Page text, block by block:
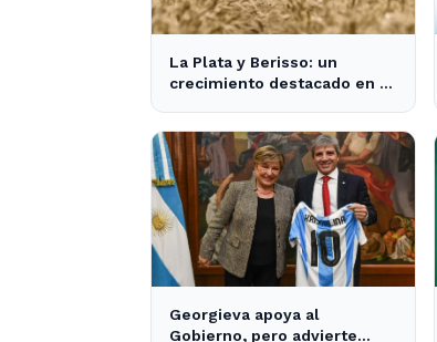
La Plata y Berisso: un
crecimiento destacado en la
Georgieva apoya al
Gobierno, pero advierte